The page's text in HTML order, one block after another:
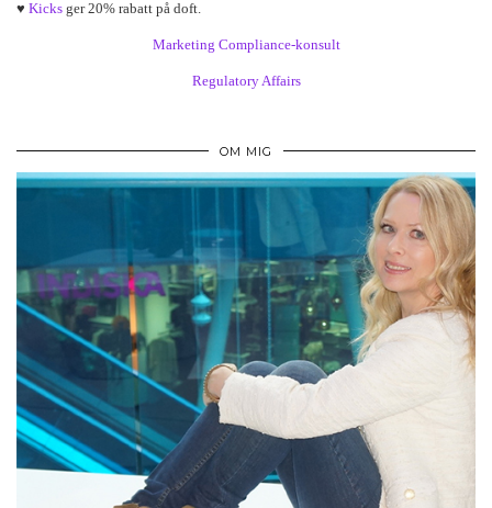
♥ Kicks ger 20% rabatt på doft.
Marketing Compliance-konsult
Regulatory Affairs
OM MIG